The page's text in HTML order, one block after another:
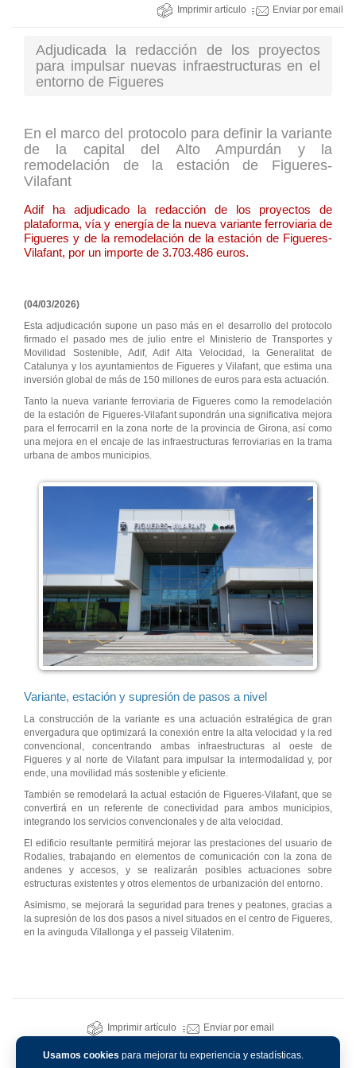
Usamos cookies para mejorar tu experiencia y estadísticas.
Imprimir artículo Enviar por email
Adjudicada la redacción de los proyectos
para impulsar nuevas infraestructuras en el
entorno de Figueres
En el marco del protocolo para definir la variante
de la capital del Alto Ampurdán y la
remodelación de la estación de Figueres-
Vilafant
Adif ha adjudicado la redacción de los proyectos de
plataforma, vía y energía de la nueva variante ferroviaria de
Figueres y de la remodelación de la estación de Figueres-
Vilafant, por un importe de 3.703.486 euros.
(04/03/2026)
Esta adjudicación supone un paso más en el desarrollo del protocolo
firmado el pasado mes de julio entre el Ministerio de Transportes y
Movilidad Sostenible, Adif, Adif Alta Velocidad, la Generalitat de
Catalunya y los ayuntamientos de Figueres y Vilafant, que estima una
inversión global de más de 150 millones de euros para esta actuación.
Tanto la nueva variante ferroviaria de Figueres como la remodelación
de la estación de Figueres-Vilafant supondrán una significativa mejora
para el ferrocarril en la zona norte de la provincia de Girona, así como
una mejora en el encaje de las infraestructuras ferroviarias en la trama
urbana de ambos municipios.
Variante, estación y supresión de pasos a nivel
La construcción de la variante es una actuación estratégica de gran
envergadura que optimizará la conexión entre la alta velocidad y la red
convencional, concentrando ambas infraestructuras al oeste de
Figueres y al norte de Vilafant para impulsar la intermodalidad y, por
ende, una movilidad más sostenible y eficiente.
También se remodelará la actual estación de Figueres-Vilafant, que se
convertirá en un referente de conectividad para ambos municipios,
integrando los servicios convencionales y de alta velocidad.
El edificio resultante permitirá mejorar las prestaciones del usuario de
Rodalies, trabajando en elementos de comunicación con la zona de
andenes y accesos, y se realizarán posibles actuaciones sobre
estructuras existentes y otros elementos de urbanización del entorno.
Asimismo, se mejorará la seguridad para trenes y peatones, gracias a
la supresión de los dos pasos a nivel situados en el centro de Figueres,
en la avinguda Vilallonga y el passeig Vilatenim.
Imprimir artículo Enviar por email